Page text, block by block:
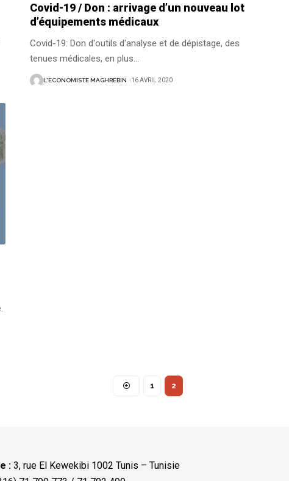
Covid-19 / Don : arrivage d’un nouveau lot
d’équipements médicaux
Covid-19: Don d'outils d'analyse et de dépistage, des
tenues médicales, en plus…
L'ECONOMISTE MAGHRÉBIN 16 AVRIL 2020
1 2
: 3, rue El Kewekibi 1002 Tunis – Tunisie